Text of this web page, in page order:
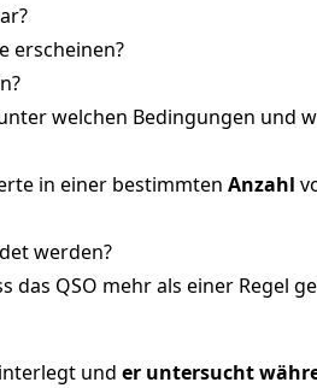
erscheinen?
welchen Bedingungen und
in einer bestimmten Anzahl
werden?
das QSO mehr als einer Regel
und er untersucht